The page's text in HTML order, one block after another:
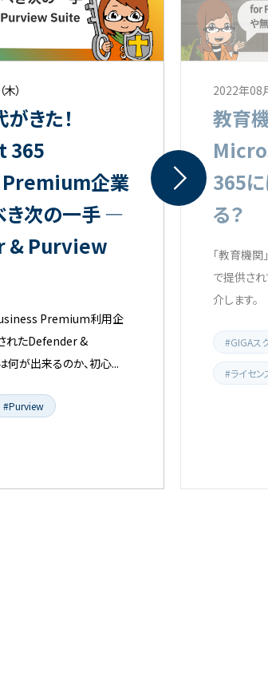
）
きた！
365
企業
き次の一手 ―
& Purview
Premium利用企
れたDefender &
が出来るのか、初心...
#Purview
2022年08
教育
365
る？
「教育機
で提供さ
介します。
#GIGAス
#ライセン